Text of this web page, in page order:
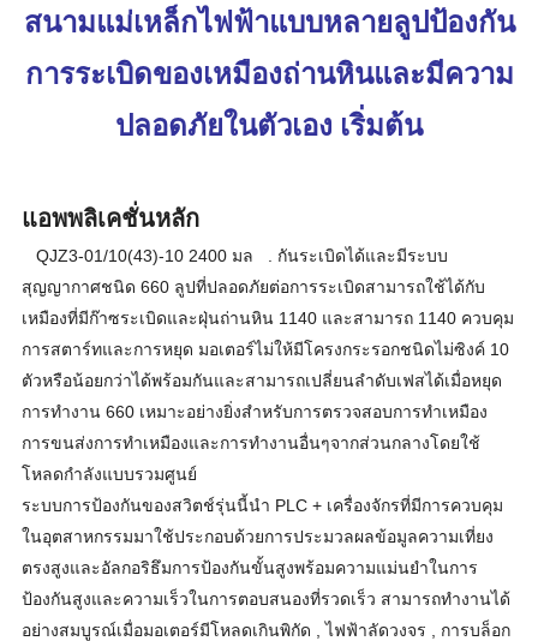
สนามแม่เหล็กไฟฟ้าแบบหลายลูปป้องกัน
การระเบิดของเหมืองถ่านหินและมีความ
ปลอดภัยในตัวเอง เริ่มต้น
แอพพลิเคชั่นหลัก
QJZ3-01/10(43)-10 2400 มล
. กันระเบิดได้และมีระบบ
สุญญากาศชนิด 660 ลูปที่ปลอดภัยต่อการระเบิดสามารถใช้ได้กับ
เหมืองที่มีก๊าซระเบิดและฝุ่นถ่านหิน 1140 และสามารถ 1140 ควบคุม
การสตาร์ทและการหยุด มอเตอร์ไม่ให้มีโครงกระรอกชนิดไม่ซิงค์ 10
ตัวหรือน้อยกว่าได้พร้อมกันและสามารถเปลี่ยนลำดับเฟสได้เมื่อหยุด
การทำงาน 660 เหมาะอย่างยิ่งสำหรับการตรวจสอบการทำเหมือง
การขนส่งการทำเหมืองและการทำงานอื่นๆจากส่วนกลางโดยใช้
โหลดกำลังแบบรวมศูนย์
ระบบการป้องกันของสวิตช์รุ่นนี้นำ PLC + เครื่องจักรที่มีการควบคุม
ในอุตสาหกรรมมาใช้ประกอบด้วยการประมวลผลข้อมูลความเที่ยง
ตรงสูงและอัลกอริธึมการป้องกันขั้นสูงพร้อมความแม่นยำในการ
ป้องกันสูงและความเร็วในการตอบสนองที่รวดเร็ว สามารถทำงานได้
อย่างสมบูรณ์เมื่อมอเตอร์มีโหลดเกินพิกัด , ไฟฟ้าลัดวงจร , การบล็อก